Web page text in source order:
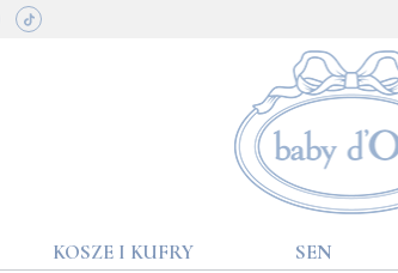
KOSZE I KUFRY SEN